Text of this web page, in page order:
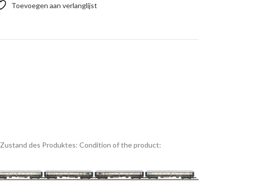
Toevoegen aan verlanglijst
Zustand des Produktes: Condition of the product: